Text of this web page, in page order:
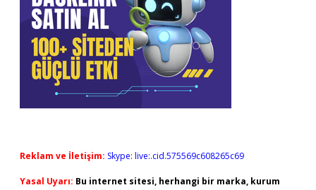
Reklam ve İletişim: Skype: live:.cid.575569c608265c69
Yasal Uyarı: Bu internet sitesi, herhangi bir marka, kurum